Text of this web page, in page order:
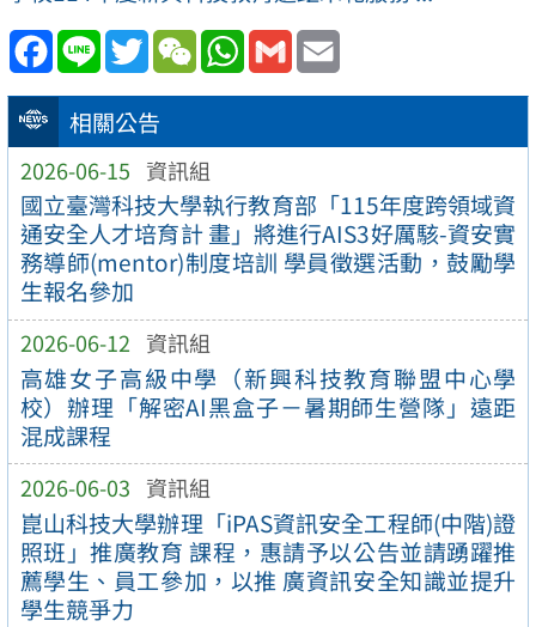
相關公告
2026-06-15 資訊組
國立臺灣科技大學執行教育部「115年度跨領域資
通安全人才培育計 畫」將進行AIS3好厲駭-資安實
務導師(mentor)制度培訓 學員徵選活動，鼓勵學
生報名參加
2026-06-12 資訊組
高雄女子高級中學（新興科技教育聯盟中心學
校）辦理「解密AI黑盒子－暑期師生營隊」遠距
混成課程
2026-06-03 資訊組
崑山科技大學辦理「iPAS資訊安全工程師(中階)證
照班」推廣教育 課程，惠請予以公告並請踴躍推
薦學生、員工參加，以推 廣資訊安全知識並提升
學生競爭力
Facebook
Line TwitterWeChatWhatsApp
Gmail